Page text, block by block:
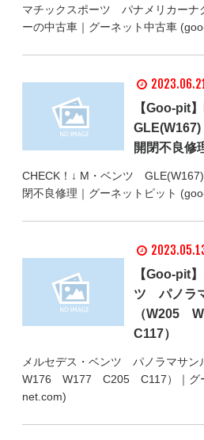
マチックスポーツ パナメリカー
ーの中古車｜グーネット中古車
【Goo-pit
開閉不良修
CHECK！↓ M・ベンツ
閉不良修理｜グーネットピット
【Goo-pit
ツ パノラ
（W205
C117）
メルセデス・ベンツ パノラマサ
W176 W177 C205 C117）｜グ
net.com)